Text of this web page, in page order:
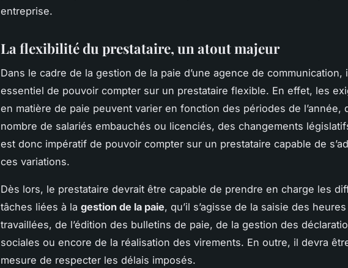
entreprise.
La flexibilité du prestataire, un atout majeur
Dans le cadre de la gestion de la paie d’une agence de communication,
essentiel de pouvoir compter sur un prestataire flexible. En effet, les
en matière de paie peuvent varier en fonction des périodes de l’année,
nombre de salariés embauchés ou licenciés, des changements
est donc impératif de pouvoir compter sur un prestataire capable de
ces variations.
Dès lors, le prestataire devrait être capable de prendre en charge les
tâches liées à la gestion de la paie, qu’il s’agisse de la saisie des heures
travaillées, de l’édition des bulletins de paie, de la gestion des
sociales ou encore de la réalisation des virements. En outre, il devra
mesure de respecter les délais imposés.